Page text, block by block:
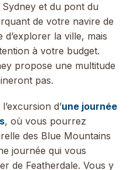
Sydney et du pont du
de votre navire de
la ville, mais
à votre budget.
propose une multitude
pas.
d’une journée
, où vous pourrez
des Blue Mountains
journée qui vous
de Featherdale. Vous y